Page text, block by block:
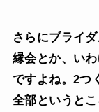
さらにブライ
縁会とか、い
ですよね。2つ
全部というとこ